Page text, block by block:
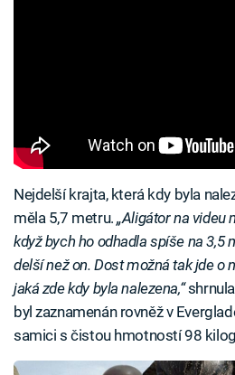
Nejdelší krajta, která kdy byla
měla 5,7 metru.„Aligátor na videu
když bych ho odhadla spíše na 3,5
delší než on. Dost možná tak jde o
jaká zde kdy byla nalezena,“
byl zaznamenán rovněž v
samici s čistou hmotností 98